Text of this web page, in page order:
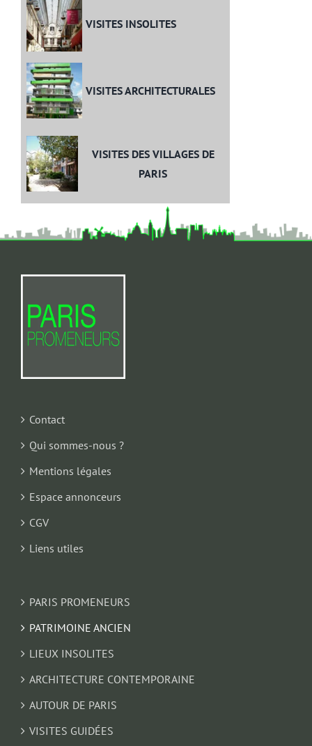
VISITES INSOLITES
VISITES ARCHITECTURALES
VISITES DES VILLAGES DE
PARIS
Contact
Qui sommes-nous ?
Mentions légales
Espace annonceurs
CGV
Liens utiles
PARIS PROMENEURS
PATRIMOINE ANCIEN
LIEUX INSOLITES
ARCHITECTURE CONTEMPORAINE
AUTOUR DE PARIS
VISITES GUIDÉES